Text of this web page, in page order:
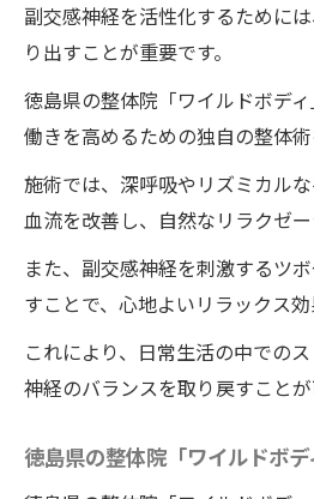
副交感神経を活性化するために
り出すことが重要です。
徳島県の整体院「ワイルドボデ
働きを高めるための独自の整体術
施術では、深呼吸やリズミカル
血流を改善し、自然なリラクゼー
また、副交感神経を刺激するツ
すことで、心地よいリラックス効
これにより、日常生活の中での
神経のバランスを取り戻すことが
徳島県の整体院「ワイルドボ